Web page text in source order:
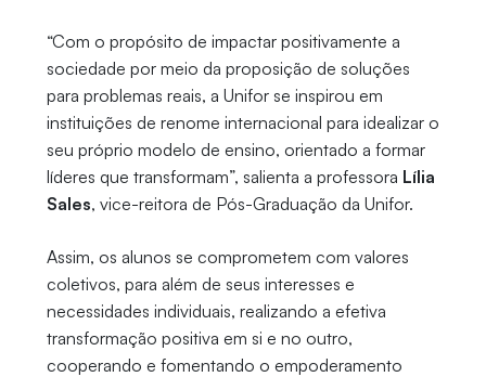
“Com o propósito de impactar positivamente a
sociedade por meio da proposição de soluções
para problemas reais, a Unifor se inspirou em
instituições de renome internacional para idealizar o
seu próprio modelo de ensino, orientado a formar
líderes que transformam”, salienta a professora Lília
Sales, vice-reitora de Pós-Graduação da Unifor.
Assim, os alunos se comprometem com valores
coletivos, para além de seus interesses e
necessidades individuais, realizando a efetiva
transformação positiva em si e no outro,
cooperando e fomentando o empoderamento